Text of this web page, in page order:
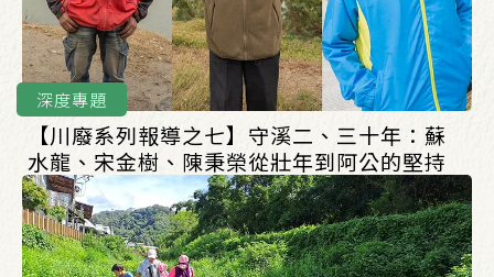
深度專題
【川廢系列報導之七】守溪二、三十年：蘇
水龍、宋金樹、陳秉榮從壯年到阿公的堅持